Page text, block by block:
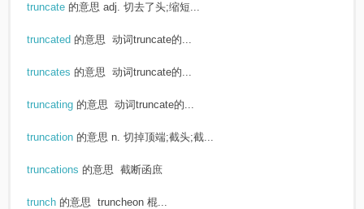
truncate 的意思 adj. 切去了头;缩短...
truncated 的意思 动词truncate的...
truncates 的意思 动词truncate的...
truncating 的意思 动词truncate的...
truncation 的意思 n. 切掉顶端;截头;截...
truncations 的意思 截断函庶
trunch 的意思 truncheon 棍...